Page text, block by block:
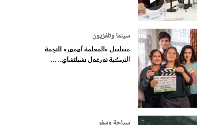
سينما وتلفزيون
مسلسل «المعلمة أومور» للنجمة
التركية نورغول يشيلتشاي.. ...